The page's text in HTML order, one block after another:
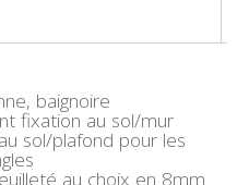
baignoire
fixation au sol/mur
sol/plafond pour les
au choix en 8mm